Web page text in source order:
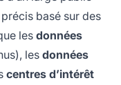
basé sur des
les données
lesdonnées
centres d’intérêt